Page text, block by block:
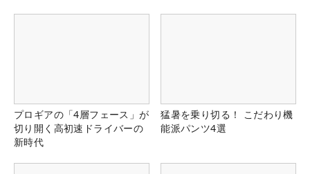
プロギアの「4層フェース」が
切り開く高初速ドライバーの
新時代
猛暑を乗り切る！ こだわり機
能派パンツ4選